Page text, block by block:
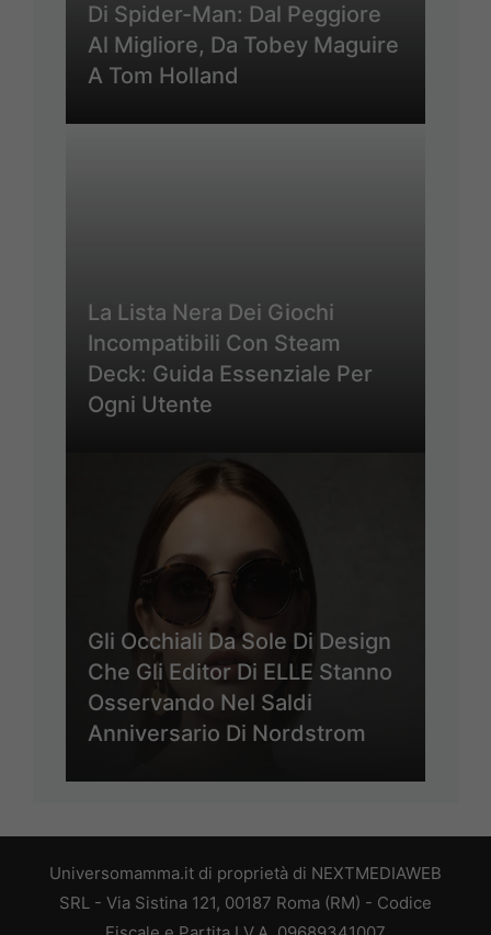
Di Spider-Man: Dal Peggiore
Al Migliore, Da Tobey Maguire
A Tom Holland
La Lista Nera Dei Giochi
Incompatibili Con Steam
Deck: Guida Essenziale Per
Ogni Utente
Gli Occhiali Da Sole Di Design
Che Gli Editor Di ELLE Stanno
Osservando Nel Saldi
Anniversario Di Nordstrom
Universomamma.it di proprietà di NEXTMEDIAWEB
SRL - Via Sistina 121, 00187 Roma (RM) - Codice